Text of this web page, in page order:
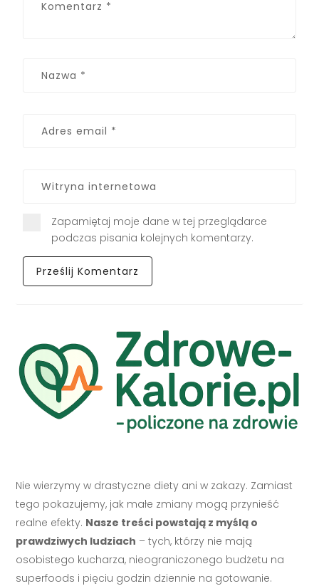
Zapamiętaj moje dane w tej przeglądarce
podczas pisania kolejnych komentarzy.
Nie wierzymy w drastyczne diety ani w zakazy. Zamiast
tego pokazujemy, jak małe zmiany mogą przynieść
realne efekty. Nasze treści powstają z myślą o
prawdziwych ludziach – tych, którzy nie mają
osobistego kucharza, nieograniczonego budżetu na
superfoods i pięciu godzin dziennie na gotowanie.